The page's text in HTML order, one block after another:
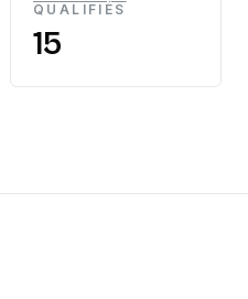
QUALIFIÉS
15